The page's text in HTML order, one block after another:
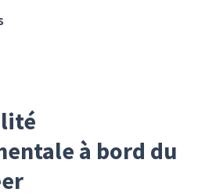
à bord du